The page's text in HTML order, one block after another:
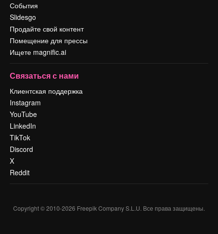
События
Slidesgo
Продайте свой контент
Помещение для прессы
Ищете magnific.ai
Связаться с нами
Клиентская поддержка
Instagram
YouTube
LinkedIn
TikTok
Discord
X
Reddit
Copyright © 2010-2026 Freepik Company S.L.U. Все права защищены.